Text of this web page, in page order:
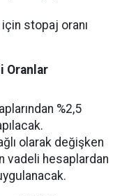
stopaj oranı
Oranlar
%2,5
olarak değişken
vadeli hesaplardan